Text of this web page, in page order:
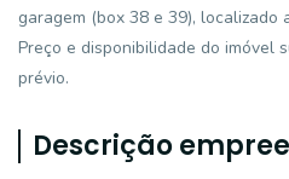
garagem (box 38 e 39), localizado
Preço e disponibilidade do imóvel
prévio.
Descrição